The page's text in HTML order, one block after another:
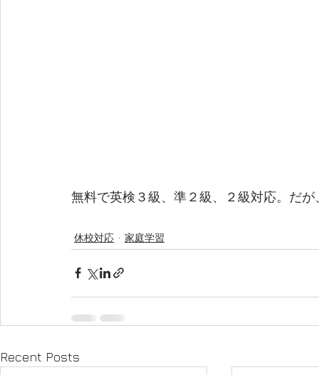
無料で英検３級、準２級、２級対応。だ
休校対応 家庭学習
Recent Posts